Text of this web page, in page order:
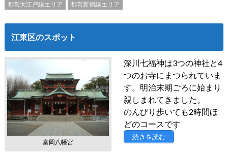
都営大江戸線エリア
都営新宿線エリア
江東区のスポット
富岡八幡宮
深川七福神は3つの神社と4
つのお寺にまつられていま
す。明治末期ごろに始まり
親しまれてきました。
のんびり歩いても2時間ほ
どのコースです
続きを読む